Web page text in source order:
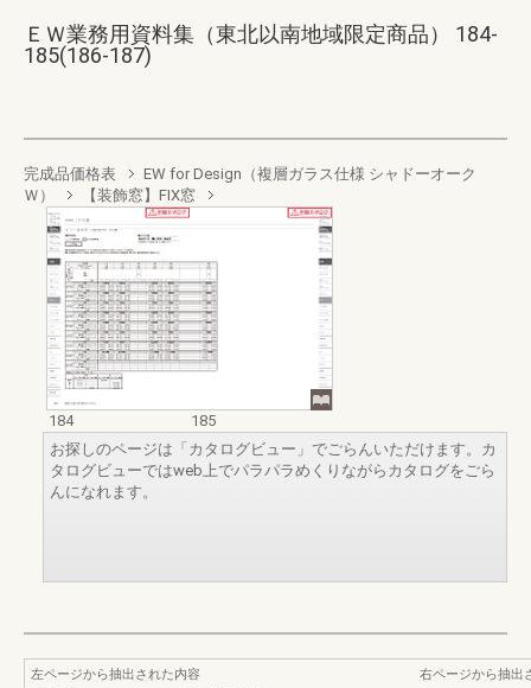
ＥＷ業務用資料集（東北以南地域限定商品） 184-
185(186-187)
完成品価格表
EW for Design（複層ガラス仕様 シャドーオーク
Ｗ）
【装飾窓】FIX窓
184
185
お探しのページは「カタログビュー」でごらんいただけます。カ
タログビューではweb上でパラパラめくりながらカタログをごら
んになれます。
左ページから抽出された内容
右ページから抽出